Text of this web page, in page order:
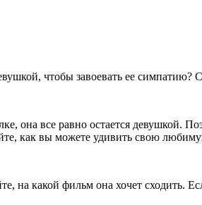
чтобы завоевать ее симпатию?
она все равно остается девушкой.
как вы можете удивить свою
на какой фильм она хочет сходить.